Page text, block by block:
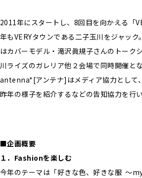
2011年にスタートし、8回目を向かえる「
年もVERYタウンである二子玉川をジャッ
はカバーモデル・滝沢眞規子さんのトーク
川ライズのガレリア他２会場で同時開催と
antenna*[アンテナ]はメディア協力として
昨年の様子を紹介するなどの告知協力を行い
■企画概要
１．Fashionを楽しむ
今年のテーマは「好きな色、好きな服 ～